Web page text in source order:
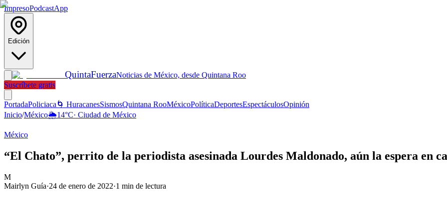
ImpresoPodcastApp
Edición
QuintaFuerzaNoticias de México, desde Quintana Roo
Suscríbete gratis
PortadaPoliciaca 🌀 HuracanesSismosQuintana RooMéxicoPolíticaDeportesEspectáculosOpinión
Inicio/México🌦️14°C· Ciudad de México
México
“El Chato”, perrito de la periodista asesinada Lourdes Maldonado, aún la espera en
M
Mairlyn Guía·24 de enero de 2022·1 min de lectura